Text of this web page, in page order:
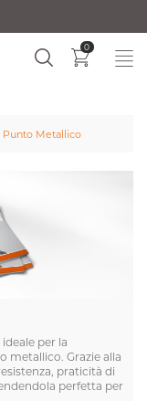
0
Punto Metallico
per la
metallico. Grazie alla
praticità di
perfetta per